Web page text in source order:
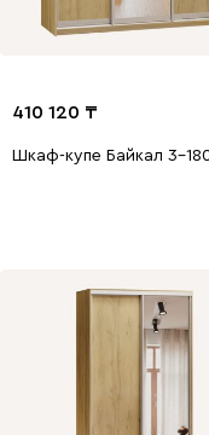
410 120
Шкаф-купе Байкал 3-